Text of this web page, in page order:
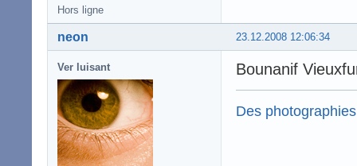
Hors ligne
23.12.2008 12:06:34
neon
Ver luisant Bounanif
Des